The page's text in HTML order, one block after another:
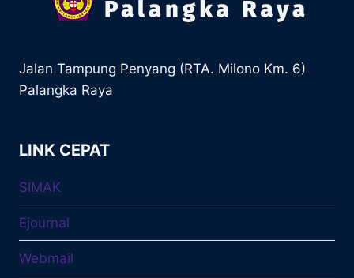
Jalan Tampung Penyang (RTA. Milono Km. 6)
Palangka Raya
LINK CEPAT
SIMAK
Ejournal
Webmail